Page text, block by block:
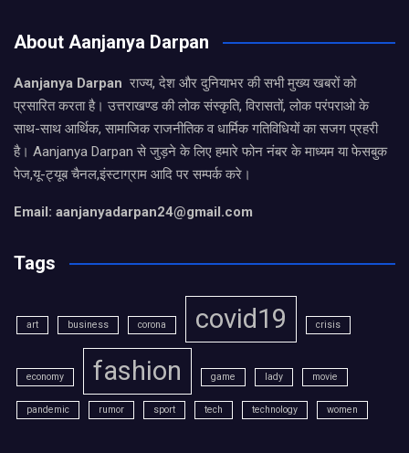
About Aanjanya Darpan
Aanjanya Darpan राज्य, देश और दुनियाभर की सभी मुख्य खबरों को
प्रसारित करता है। उत्तराखण्ड की लोक संस्कृति, विरासतों, लोक परंपराओ के
साथ-साथ आर्थिक, सामाजिक राजनीतिक व धार्मिक गतिविधियों का सजग प्रहरी
है। Aanjanya Darpan से जुड़ने के लिए हमारे फोन नंबर के माध्यम या फेसबुक
पेज,यू-ट्यूब चैनल,इंस्टाग्राम आदि पर सम्पर्क करे।
Email: aanjanyadarpan24@gmail.com
Tags
art business corona covid19 crisis
economy fashion game lady movie
pandemic rumor sport tech technology women